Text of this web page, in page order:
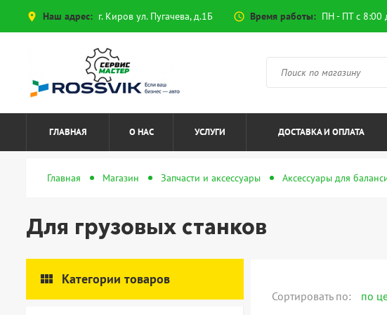
place Наш адрес: г. Киров ул. Пугачева, д.1Б access_time Время работы: ПН - ПТ с 8:00
ГЛАВНАЯ О НАС УСЛУГИ ДОСТАВКА И ОПЛАТА
Главная Магазин Запчасти и аксессуары Аксессуары для
Для грузовых станков
view_module Категории товаров
Сортировать по: по